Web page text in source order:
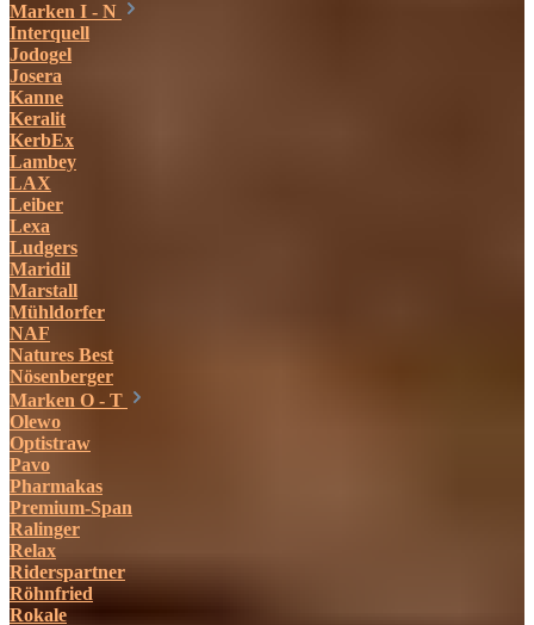
Marken I - N
Interquell
Jodogel
Josera
Kanne
Keralit
KerbEx
Lambey
LAX
Leiber
Lexa
Ludgers
Maridil
Marstall
Mühldorfer
NAF
Natures Best
Nösenberger
Marken O - T
Olewo
Optistraw
Pavo
Pharmakas
Premium-Span
Ralinger
Relax
Riderspartner
Röhnfried
Rokale